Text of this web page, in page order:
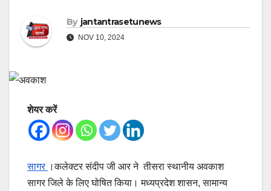
By jantantrasetunews
NOV 10, 2024
शेयर करें
सागर ।कलेक्टर संदीप जी आर ने तीसरा स्थानीय अवकाश
सागर जिले के लिए घोषित किया। मध्यप्रदेश शासन, सामान्य